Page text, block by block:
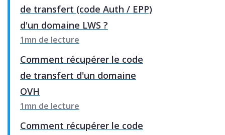
de transfert (code Auth / EPP)
d'un domaine LWS ?
1mn de lecture
Comment récupérer le code
de transfert d'un domaine
OVH
1mn de lecture
Comment récupérer le code